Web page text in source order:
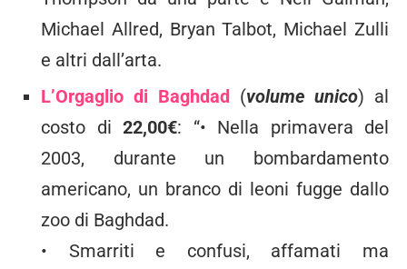
Michael Allred, Bryan Talbot, Michael Zulli
e altri dall’arta.
L’Orgaglio di Baghdad (volume unico) al
costo di 22,00€: “• Nella primavera del
2003, durante un bombardamento
americano, un branco di leoni fugge dallo
zoo di Baghdad.
• Smarriti e confusi, affamati ma